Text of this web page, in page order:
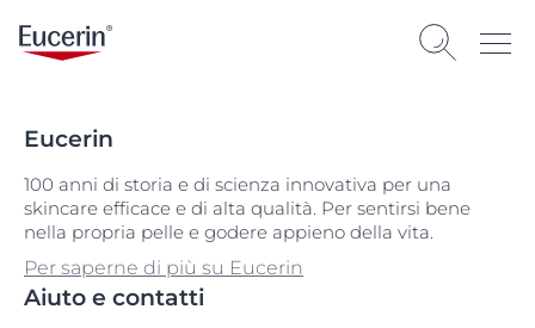
Eucerin
100 anni di storia e di scienza innovativa per una
skincare efficace e di alta qualità. Per sentirsi bene
nella propria pelle e godere appieno della vita.
Per saperne di più su Eucerin
Aiuto e contatti